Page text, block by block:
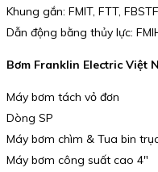
Khung gắn: FMIT, FTT, FBSTF
Dẫn động bằng thủy lực:
Bơm Franklin Electric Việt
Máy bơm tách vỏ đơn
Dòng SP
Máy bơm chìm & Tua bin
Máy bơm công suất cao 4″